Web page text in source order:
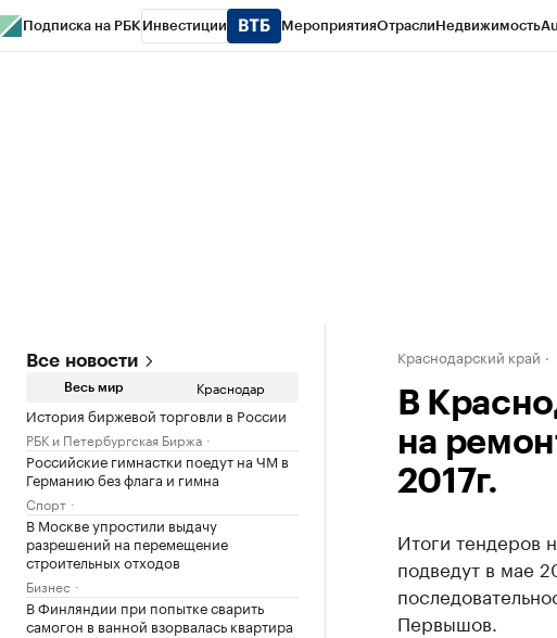
Подписка на РБК Инвестиции МероприятияОтраслиНедвижимость
Все новости
Весь мир Краснодар
История биржевой торговли в России
РБК и Петербургская Биржа
Российские гимнастки поедут на ЧМ в
Германию без флага и гимна
Спорт
В Москве упростили выдачу
разрешений на перемещение
строительных отходов
Бизнес
В Финляндии при попытке сварить
самогон в ванной взорвалась квартира
Краснодарский край
В
на
2017г.
Итоги тендеров
подведут в мае
Первышов.